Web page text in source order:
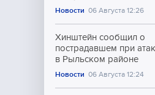
Новости 06 Августа 12:26
Хинштейн сообщил о
пострадавшем при
в Рыльском районе
Новости 06 Августа 12:24